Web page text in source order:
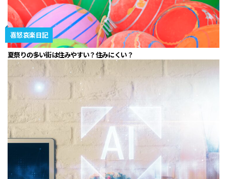
喜怒哀楽日記
夏祭りの多い街は住みやすい？住みにくい？